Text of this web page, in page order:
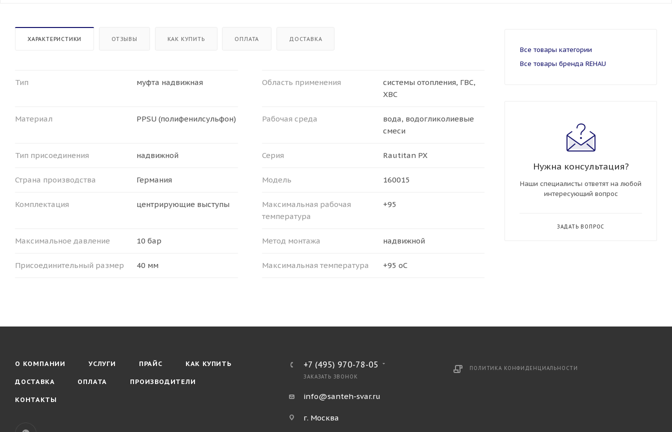
ХАРАКТЕРИСТИКИ ОТЗЫВЫ КАК КУПИТЬ ОПЛАТА ДОСТАВКА
Тип муфта надвижная Область применения
системы отопления, ГВС,
ХВС
Материал PPSU (полифенилсульфон) Рабочая среда
вода, водогликолиевые
смеси
Тип присоединения надвижной Серия Rautitan PX
Страна производства Германия Модель 160015
Комплектация центрирующие выступы
Максимальная рабочая
температура
+95
Максимальное давление 10 бар Метод монтажа надвижной
Присоединительный размер 40 мм Максимальная температура +95 оС
Все товары категории
Все товары бренда REHAU
Нужна консультация?
Наши специалисты ответят на любой
интересующий вопрос
ЗАДАТЬ ВОПРОС
О КОМПАНИИ УСЛУГИ ПРАЙС КАК КУПИТЬ
ДОСТАВКА ОПЛАТА ПРОИЗВОДИТЕЛИ
КОНТАКТЫ
+7 (495) 970-78-05
ЗАКАЗАТЬ ЗВОНОК
info@santeh-svar.ru
г. Москва
ПОЛИТИКА КОНФИДЕНЦИАЛЬНОСТИ